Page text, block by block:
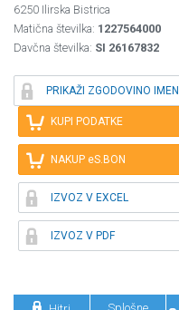
6250 Ilirska Bistrica
Matična številka: 1227564000
Davčna številka: SI 26167832
 PRIKAŽI ZGODOVINO IMEN
 KUPI PODATKE
 NAKUP eS.BON
 IZVOZ V EXCEL
 IZVOZ V PDF
